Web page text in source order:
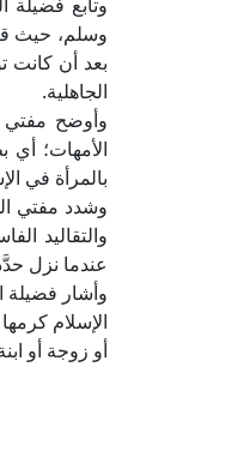
وسلم، حيث
بعد أن كانت
الجاهلية.
وأوضح مفتي
الأمهات؛ أي
بالمرأة في
وشدد مفتي
والتقاليد
عندما نزل
وأشار فضيلة
الإسلام
أو زوجة أو